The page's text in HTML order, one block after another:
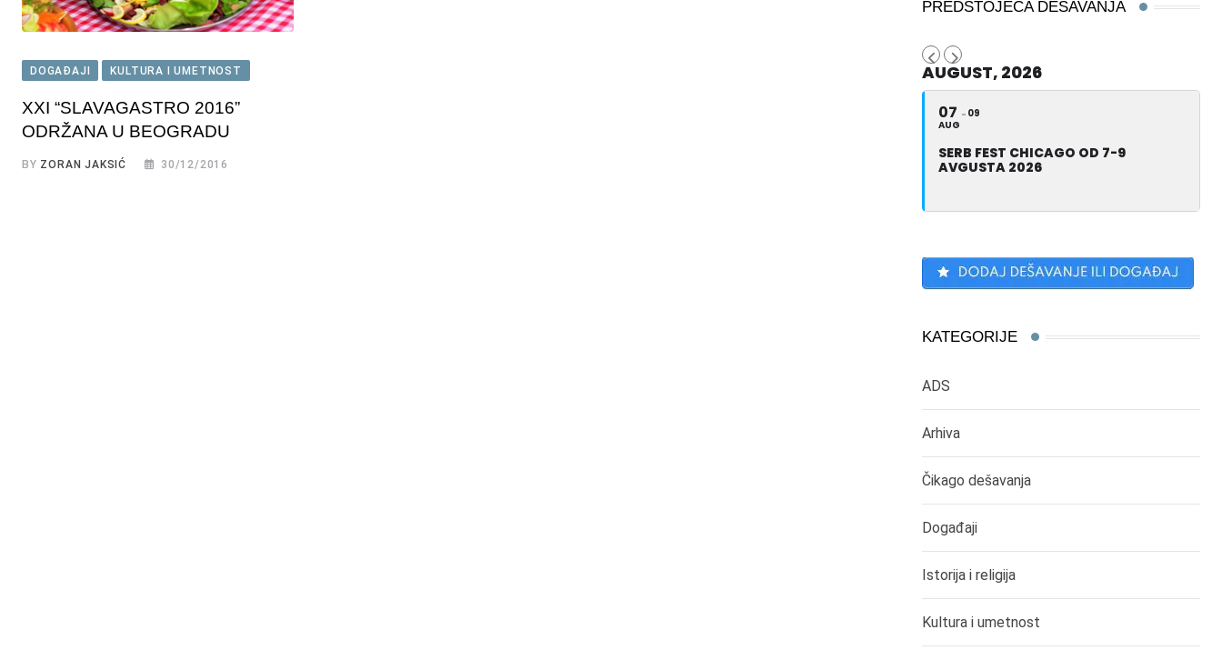
DOGAĐAJI KULTURA I UMETNOST
XXI “SLAVAGASTRO 2016”
ODRŽANA U BEOGRADU
BY ZORAN JAKSIĆ 30/12/2016
PREDSTOJEĆA DEŠAVANJA
AUGUST, 2026
07
AUG
09
SERB FEST CHICAGO OD 7-9
AVGUSTA 2026
KATEGORIJE
ADS
Arhiva
Čikago dešavanja
Događaji
Istorija i religija
Kultura i umetnost